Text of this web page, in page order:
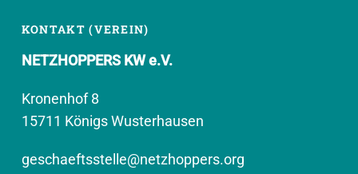
KONTAKT (VEREIN)
NETZHOPPERS KW e.V.
Kronenhof 8
15711 Königs Wusterhausen
geschaeftsstelle@netzhoppers.org